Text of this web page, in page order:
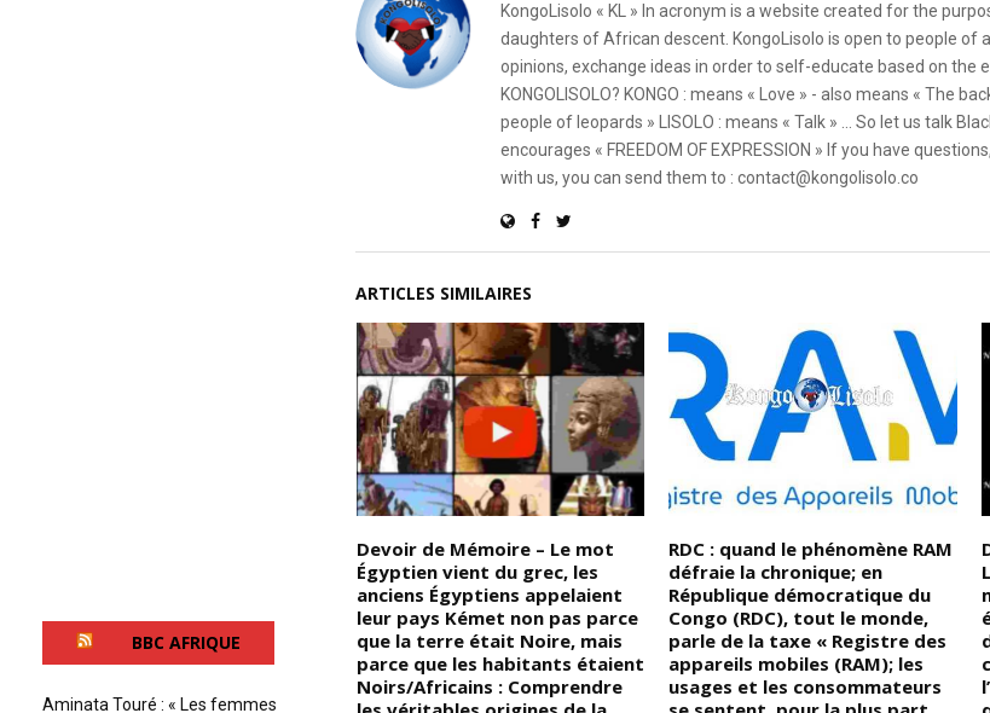
KongoLisolo « KL » In acronym is a website created for the
daughters of African descent. KongoLisolo is open to people of
opinions, exchange ideas in order to self-educate based on the
KONGOLISOLO? KONGO : means « Love » - also means « The
people of leopards » LISOLO : means « Talk » ... So let us talk
encourages « FREEDOM OF EXPRESSION » If you have
with us, you can send them to : contact@kongolisolo.co
ARTICLES SIMILAIRES
phénomène qui tend à définir
l’homme Noir/Africain sous
tous ses aspects de
Devoir de Mémoire – Le mot
Égyptien vient du grec, les
anciens Égyptiens appelaient
leur pays Kémet non pas parce
que la terre était Noire, mais
parce que les habitants étaient
Noirs/Africains : Comprendre
RDC : quand le phénomène RAM
défraie la chronique; en
République démocratique du
Congo (RDC), tout le monde,
parle de la taxe « Registre des
appareils mobiles (RAM); les
usages et les consommateurs
BBC AFRIQUE
Aminata Touré : « Les femmes